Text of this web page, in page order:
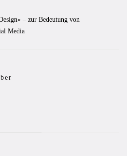
– zur Bedeutung von
Media